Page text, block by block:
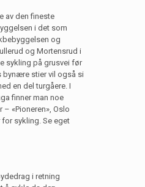
av den fineste
i det som
og
og Mortensrud i
sykling på grusvei før
bynære stier vil også si
en del turgåere. I
finner man noe
«Pioneren», Oslo
sykling. Se eget
i retning